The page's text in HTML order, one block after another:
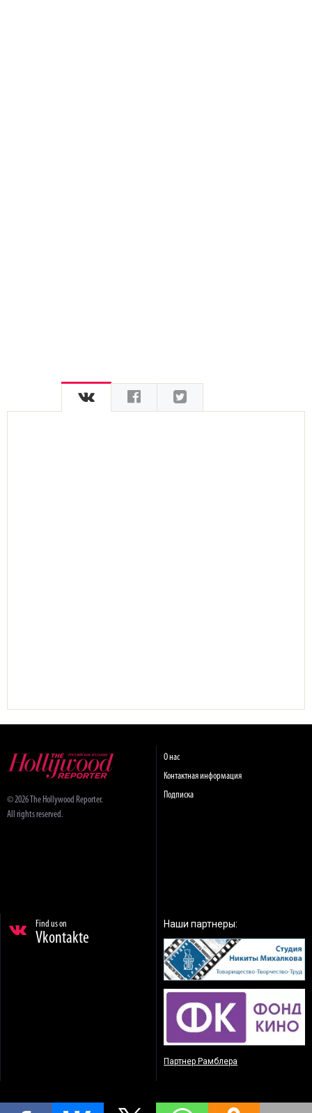
© 2026 The Hollywood Reporter.
All rights reserved.
О нас
Контактная информация
Подписка
Find us on
Vkontakte
Наши партнеры:
Партнер Рамблера